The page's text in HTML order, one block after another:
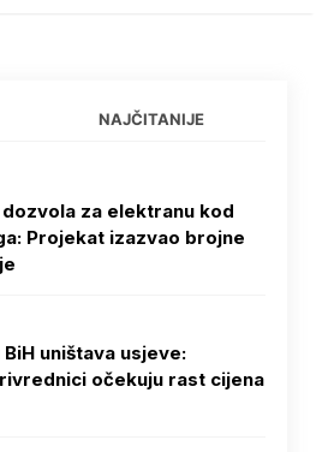
NAJČITANIJE
za elektranu kod
Projekat izazvao brojne
BiH uništava usjeve:
očekuju rast cijena